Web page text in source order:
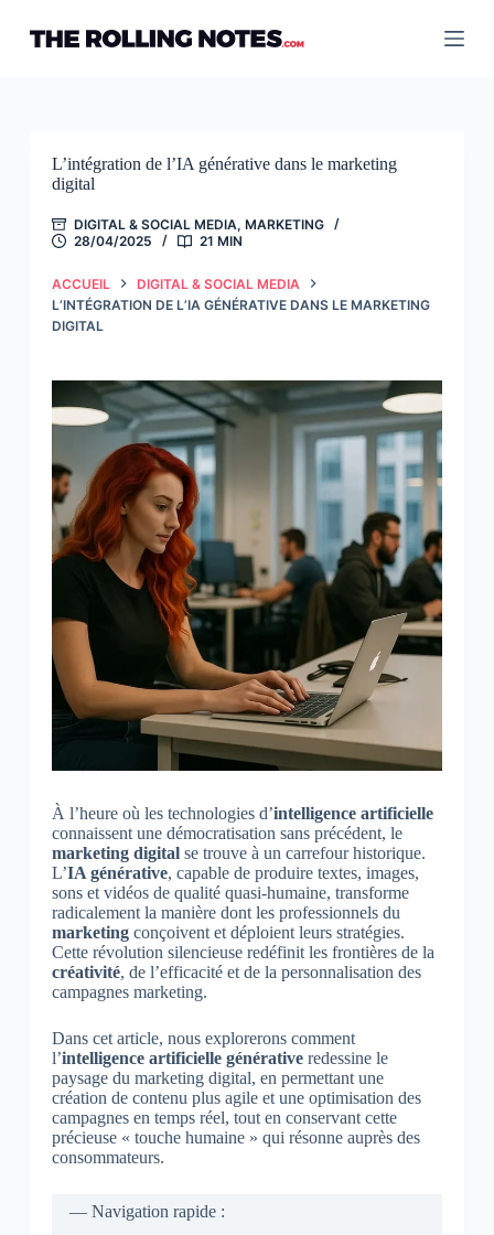
contenu
L’intégration de l’IA générative dans le marketing
digital
DIGITAL & SOCIAL MEDIA, MARKETING
28/04/2025
21 MIN
ACCUEIL
DIGITAL & SOCIAL MEDIA
L’INTÉGRATION DE L’IA GÉNÉRATIVE DANS LE MARKETING
DIGITAL
À l’heure où les technologies d’intelligence artificielle
connaissent une démocratisation sans précédent, le
marketing digitalse trouve à un carrefour historique.
L’IA générative, capable de produire textes, images,
sons et vidéos de qualité quasi-humaine, transforme
radicalement la manière dont les professionnels du
marketingconçoivent et déploient leurs stratégies.
Cette révolution silencieuse redéfinit les frontières de la
créativité, de l’efficacité et de la personnalisation des
campagnes marketing.
Dans cet article, nous explorerons comment
l’intelligence artificielle générativeredessine le
paysage du marketing digital, en permettant une
création de contenu plus agile et une optimisation des
campagnes en temps réel, tout en conservant cette
précieuse « touche humaine » qui résonne auprès des
consommateurs.
— Navigation rapide :